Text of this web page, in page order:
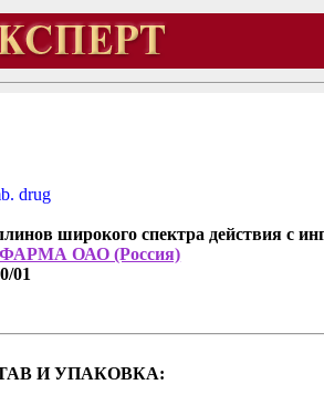
drug
широкого спектра действия с
ОАО (Россия)
01
И УПАКОВКА: